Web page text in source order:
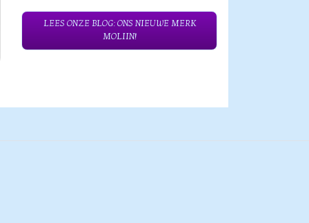
LEES ONZE BLOG: ONS NIEUWE MERK
MOLIIN!